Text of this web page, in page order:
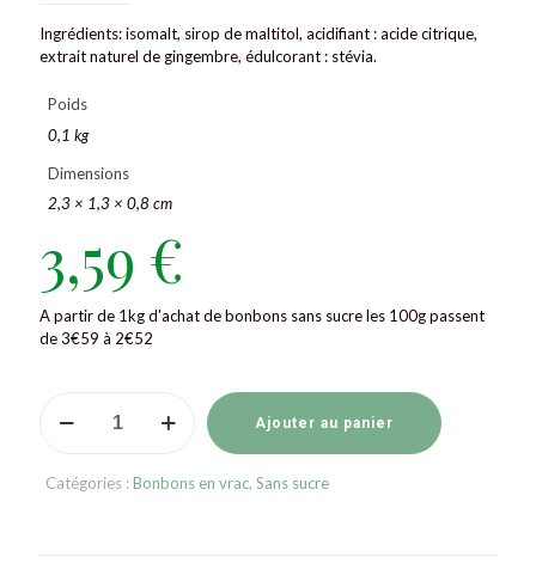
Ingrédients: isomalt, sirop de maltitol, acidifiant : acide citrique,
extrait naturel de gingembre, édulcorant : stévia.
Poids
0,1 kg
Dimensions
2,3 × 1,3 × 0,8 cm
3,59 €
A partir de 1kg d'achat de bonbons sans sucre les 100g passent
de 3€59 à 2€52
sucre
Ajouter au panier
Catégories :Bonbons en vrac, Sans sucre